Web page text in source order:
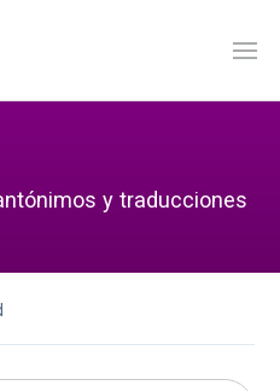
y traducciones